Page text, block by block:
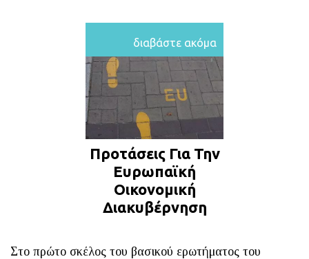
διαβάστε ακόμα
Προτάσεις Για Την
Ευρωπαϊκή
Οικονομική
Διακυβέρνηση
Στο πρώτο σκέλος του βασικού ερωτήματος του